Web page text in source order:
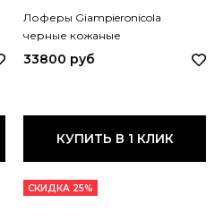
Лоферы Giampieronicola
черные кожаные
перфорированные N45410A
33800 руб
КУПИТЬ В 1 КЛИК
СКИДКА 25%